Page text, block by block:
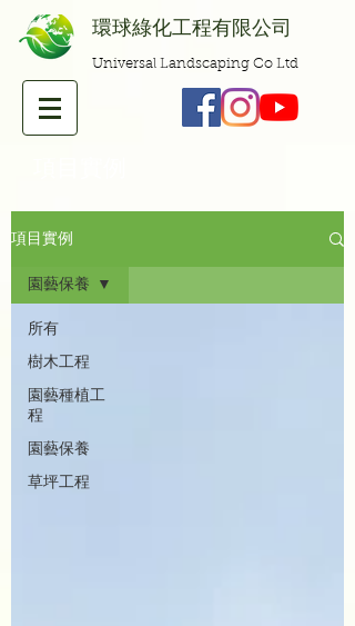
​環球綠化工程有限公司
Universal Landscaping Co Ltd
項目實例
所有
樹木工程
園藝種植工
程
園藝保養
草坪工程
園藝保養